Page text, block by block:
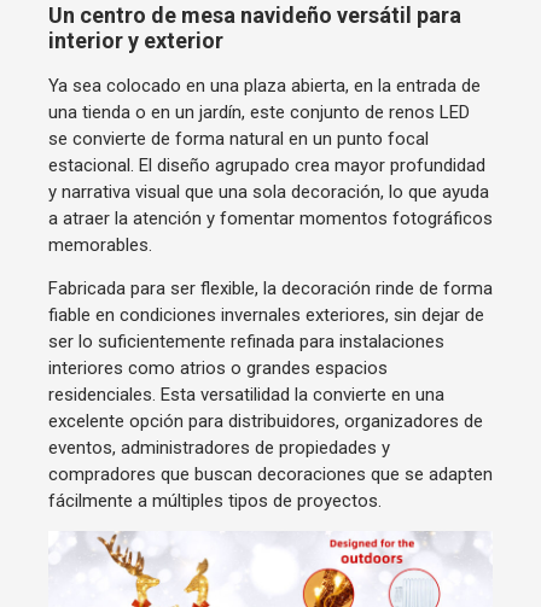
Un centro de mesa navideño versátil para
interior y exterior
Ya sea colocado en una plaza abierta, en la entrada de
una tienda o en un jardín, este conjunto de renos LED
se convierte de forma natural en un punto focal
estacional. El diseño agrupado crea mayor profundidad
y narrativa visual que una sola decoración, lo que ayuda
a atraer la atención y fomentar momentos fotográficos
memorables.
Fabricada para ser flexible, la decoración rinde de forma
fiable en condiciones invernales exteriores, sin dejar de
ser lo suficientemente refinada para instalaciones
interiores como atrios o grandes espacios
residenciales. Esta versatilidad la convierte en una
excelente opción para distribuidores, organizadores de
eventos, administradores de propiedades y
compradores que buscan decoraciones que se adapten
fácilmente a múltiples tipos de proyectos.